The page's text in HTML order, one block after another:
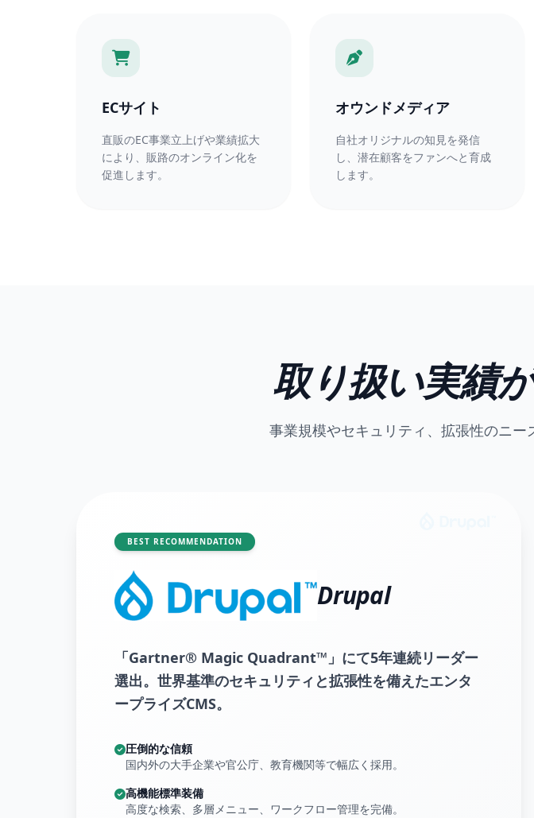
ECサイト
直販のEC事業立上げや業績拡大
により、販路のオンライン化を
促進します。
オウンドメディア
自社オリジナルの知見を発信
し、潜在顧客をファンへと育成
します。
取り扱い実績
事業規模やセキュリティ、拡張性のニー
BEST RECOMMENDATION
Drupal
「Gartner® Magic Quadrant™」にて5年連続リーダー
選出。世界基準のセキュリティと拡張性を備えたエンタ
ープライズCMS。
圧倒的な信頼
国内外の大手企業や官公庁、教育機関等で幅広く採用。
高機能標準装備
高度な検索、多層メニュー、ワークフロー管理を完備。